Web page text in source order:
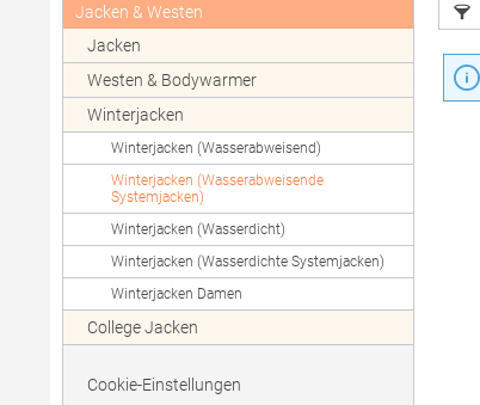
Jacken & Westen
Jacken
Westen & Bodywarmer
Winterjacken
Winterjacken (Wasserabweisend)
Winterjacken (Wasserabweisende
Systemjacken)
Winterjacken (Wasserdicht)
Winterjacken (Wasserdichte Systemjacken)
Winterjacken Damen
College Jacken
Cookie-Einstellungen